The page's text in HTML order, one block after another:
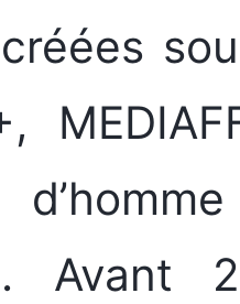
Avant